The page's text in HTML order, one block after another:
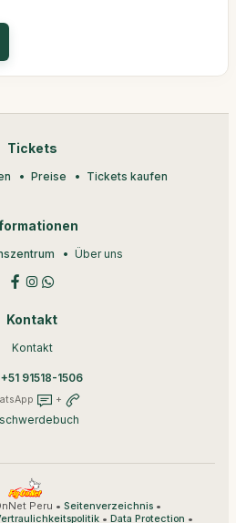
Tickets
Preise Tickets kaufen
Über uns
Kontakt
Kontakt
+51 91518-1506
+
Peru • Seitenverzeichnis•
• Data Protection •